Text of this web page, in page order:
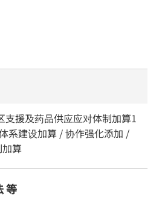
支援及药品供应应对体制加算1
系建设加算 / 协作强化添加 /
算
等